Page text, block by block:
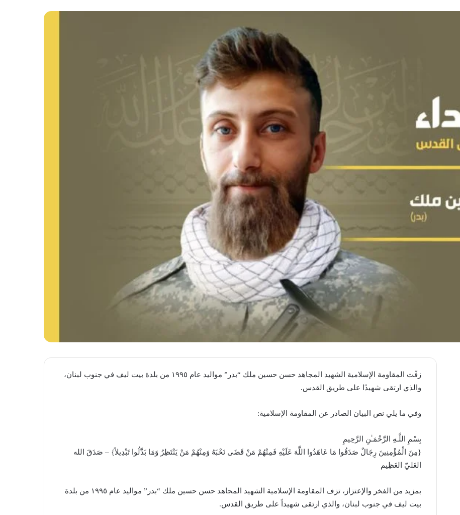
زفّت المقاومة الإسلامية الشهيد المجاهد حسن حسين ملك “بدر” مواليد عام ١٩٩٥ من بلدة بيت ليف في جنوب لبنان،
والذي ارتقى شهيدًا على طريق القدس.
وفي ما يلي نص البيان الصادر عن المقاومة الإسلامية:
بِسْمِ اللَّـهِ الرَّحْمَـٰنِ الرَّحِيمِ
{مِنَ الْمُؤْمِنِينَ رِجَالٌ صَدَقُوا مَا عَاهَدُوا اللَّهَ عَلَيْهِ فَمِنْهُمْ مَنْ قَضَى نَحْبَهُ وَمِنْهُمْ مَنْ يَنْتَظِرُ وَمَا بَدَّلُوا تَبْدِيلاً} – صَدَقَ الله
العَليّ العَظِيم
بمزيد من الفخر والإعتزاز، تزف المقاومة الإسلامية الشهيد المجاهد حسن حسين ملك “بدر” مواليد عام ١٩٩٥ من بلدة
بيت ليف في جنوب لبنان، والذي ارتقى شهيداً على طريق القدس.